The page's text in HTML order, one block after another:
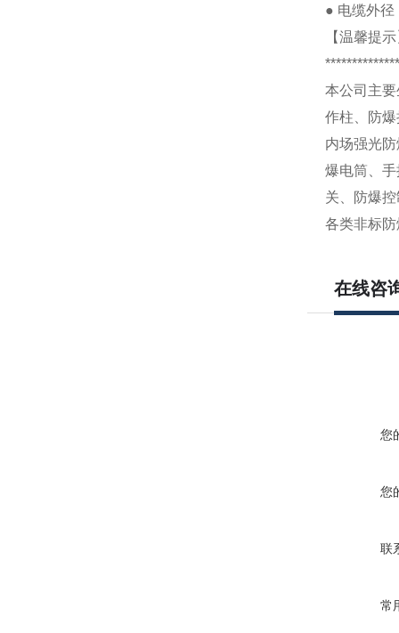
● 电缆外径
【温馨提
本公司主
作柱、防
内场强光
爆电筒、
关、防爆
各类非标
在线咨
您
您
联
常